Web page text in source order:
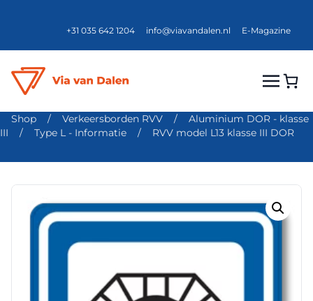
+31 035 642 1204 info@viavandalen.nl E-Magazine
Shop / Verkeersborden RVV /
Aluminium DOR - klasse
III
/ Type L - Informatie / RVV model L13 klasse III DOR